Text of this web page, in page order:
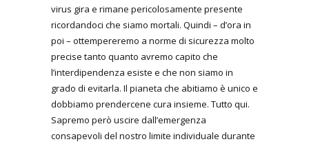
virus gira e rimane pericolosamente presente
ricordandoci che siamo mortali. Quindi – d’ora in
poi – ottempereremo a norme di sicurezza molto
precise tanto quanto avremo capito che
l’interdipendenza esiste e che non siamo in
grado di evitarla. Il pianeta che abitiamo è unico e
dobbiamo prendercene cura insieme. Tutto qui.
Sapremo però uscire dall’emergenza
consapevoli del nostro limite individuale durante